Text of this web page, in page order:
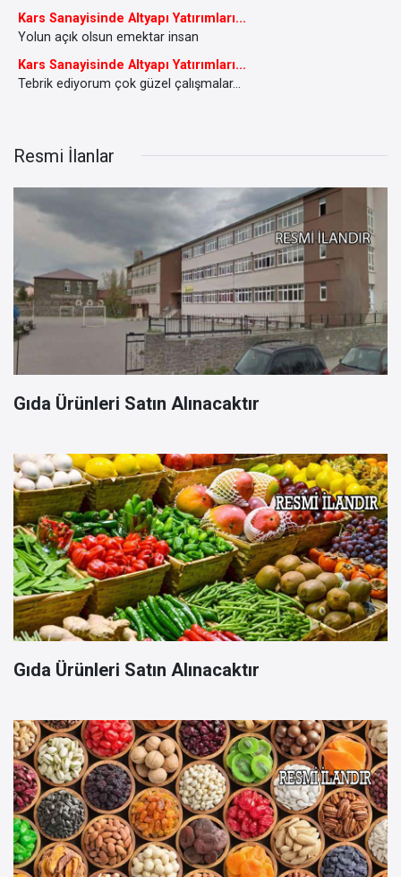
Kars Sanayisinde Altyapı Yatırımları...
Yolun açık olsun emektar insan
Kars Sanayisinde Altyapı Yatırımları...
Tebrik ediyorum çok güzel çalışmalar...
Resmi İlanlar
Gıda Ürünleri Satın Alınacaktır
Gıda Ürünleri Satın Alınacaktır